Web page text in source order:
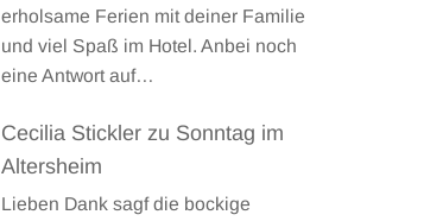
erholsame Ferien mit deiner Familie
und viel Spaß im Hotel. Anbei noch
eine Antwort auf…
Cecilia Stickler zu Sonntag im
Altersheim
Lieben Dank sagf die bockige